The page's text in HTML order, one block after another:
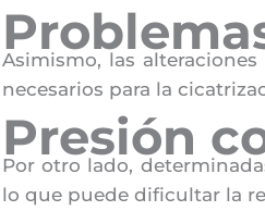
Asimismo, las
necesarios para la
Presión
Por otro lado,
lo que puede dificultar la